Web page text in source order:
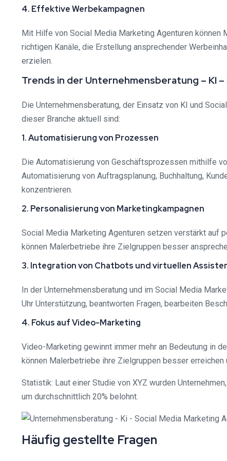
4. Effektive Werbekampagnen
Mit Hilfe von Social Media Marketing Agenturen
richtigen Kanäle, die Erstellung ansprechender
erzielen.
Trends in der Unternehmensberatung – KI
Die Unternehmensberatung, der Einsatz von KI und
dieser Branche aktuell sind:
1. Automatisierung von Prozessen
Die Automatisierung von Geschäftsprozessen mithilfe
Automatisierung von Auftragsplanung, Buchhaltung,
konzentrieren.
2. Personalisierung von Marketingkampagnen
Social Media Marketing Agenturen setzen verstärkt auf
können Malerbetriebe ihre Zielgruppen besser
3. Integration von Chatbots und virtuellen
In der Unternehmensberatung und im Social Media
Uhr Unterstützung, beantworten Fragen, bearbeiten
4. Fokus auf Video-Marketing
Video-Marketing gewinnt immer mehr an Bedeutung in
können Malerbetriebe ihre Zielgruppen besser
Statistik: Laut einer Studie von XYZ wurden
um durchschnittlich 20% belohnt.
Häufig gestellte Fragen